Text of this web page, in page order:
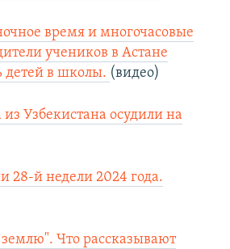
время и многочасовые
учеников в Астане
детей в школы. (видео)
Узбекистана осудили на
28-й недели 2024 года.
Что рассказывают